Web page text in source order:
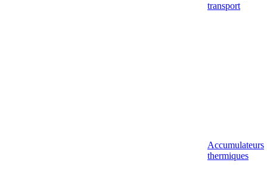
transport
Accumulateurs
thermiques